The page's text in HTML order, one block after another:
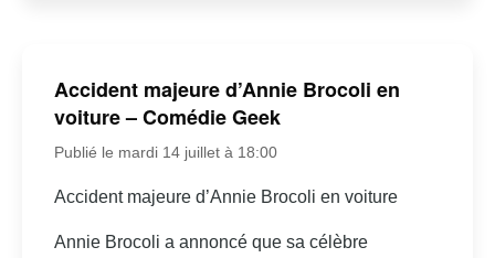
Accident majeure d’Annie Brocoli en
voiture – Comédie Geek
Publié le mardi 14 juillet à 18:00
Accident majeure d’Annie Brocoli en voiture
Annie Brocoli a annoncé que sa célèbre